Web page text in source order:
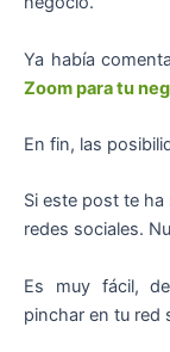
Ya había
Zoom para tu
En fin, las
Si este post te
redes sociales.
Es muy fácil,
pinchar en tu red